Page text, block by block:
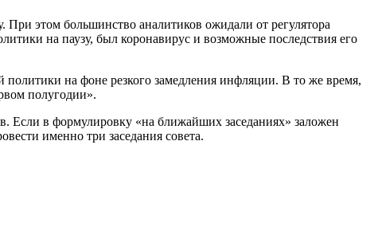
этом большинство аналитиков ожидали от регулятора
на паузу, был коронавирус и возможные последствия его
политики на фоне резкого замедления инфляции. В то же время,
полугодии».
Если в формулировку «на ближайших заседаниях» заложен
именно три заседания совета.